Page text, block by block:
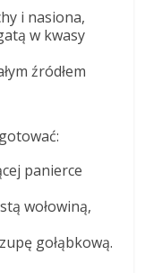
i nasiona,
w kwasy
źródłem
panierce
wołowiną,
gołąbkową.